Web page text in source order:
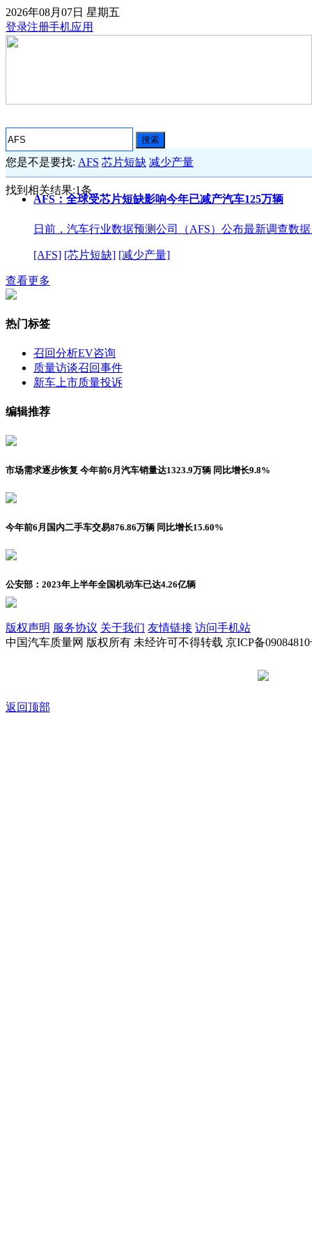
2026年08月07日 星期五
登录注册手机应用
搜索
您是不是要找: AFS 芯片短缺 减少产量
找到相关结果:1条
AFS：全球受芯片短缺影响今年已减产汽车125万辆
日前，汽车行业数据预测公司（AFS）公布最新调查数
[AFS] [芯片短缺] [减少产量]
查看更多
热门标签
召回分析EV咨询
质量访谈召回事件
新车上市质量投诉
编辑推荐
市场需求逐步恢复 今年前6月汽车销量达1323.9万辆 同比增长9.8%
今年前6月国内二手车交易876.86万辆 同比增长15.60%
公安部：2023年上半年全国机动车已达4.26亿辆
版权声明 服务协议 关于我们 友情链接 访问手机站
中国汽车质量网 版权所有 未经许可不得转载 京ICP备09084810
返回顶部